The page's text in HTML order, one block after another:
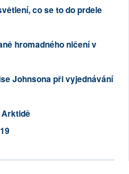
co se to do prdele
hromadného ničení v
Johnsona při vyjednávání
Arktidě